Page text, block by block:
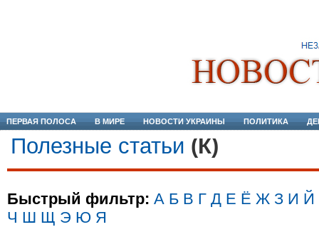
ПЕРВАЯ ПОЛОСА В МИРЕ НОВОСТИ УКРАИНЫ ПОЛИТИКА
Полезные статьи (К)
Быстрый фильтр: А Б В Г Д Е Ё Ж З И Й
Ч Ш Щ Э Ю Я